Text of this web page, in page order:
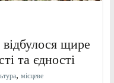
щире
та єдності
, місцеве